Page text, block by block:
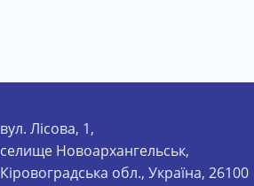
вул. Лісова, 1,
селище Новоархангельськ,
Кіровоградська обл., Україна, 26100